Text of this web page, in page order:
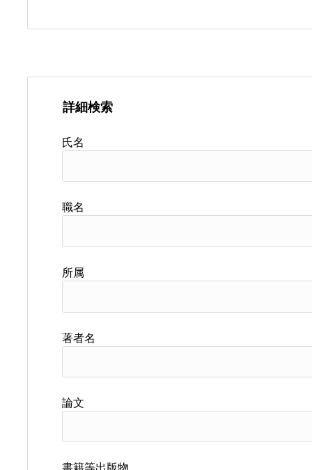
詳細検索
氏名
職名
所属
著者名
論文
書籍等出版物